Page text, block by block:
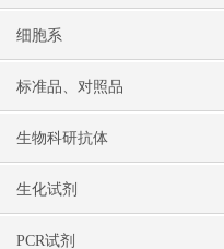
细胞系
标准品、对照品
生物科研抗体
生化试剂
PCR试剂